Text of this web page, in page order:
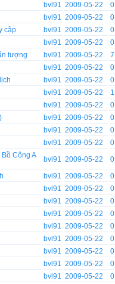
bvl91 2009-05-22 0
bvl91 2009-05-22 0
cập bvl91 2009-05-22 0
bvl91 2009-05-22 0
tượng bvl91 2009-05-22 7
bvl91 2009-05-22 0
bvl91 2009-05-22 0
bvl91 2009-05-22 1
bvl91 2009-05-22 0
bvl91 2009-05-22 0
bvl91 2009-05-22 0
bvl91 2009-05-22 0
Công A
bvl91 2009-05-22 0
bvl91 2009-05-22 0
bvl91 2009-05-22 0
bvl91 2009-05-22 0
bvl91 2009-05-22 0
bvl91 2009-05-22 0
bvl91 2009-05-22 0
bvl91 2009-05-22 0
bvl91 2009-05-22 0
bvl91 2009-05-22 0